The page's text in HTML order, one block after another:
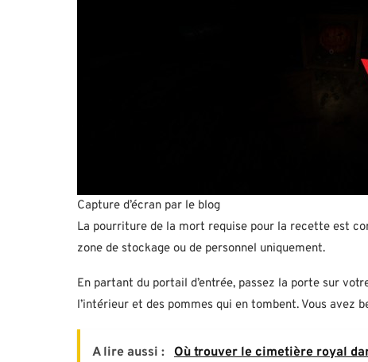
Capture d’écran par le blog
La pourriture de la mort requise pour la recette est
zone de stockage ou de personnel uniquement.
En partant du portail d’entrée, passez la porte sur
l’intérieur et des pommes qui en tombent. Vous avez
A lire aussi : Où trouver le cimetière royal